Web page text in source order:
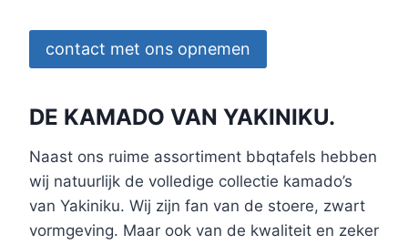
contact met ons opnemen
DE KAMADO VAN YAKINIKU.
Naast ons ruime assortiment bbqtafels hebben
wij natuurlijk de volledige collectie kamado’s
van Yakiniku. Wij zijn fan van de stoere, zwart
vormgeving. Maar ook van de kwaliteit en zeker